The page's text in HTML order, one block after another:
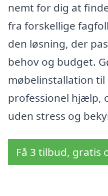
nemt for dig at
fra forskellige
den løsning, der
behov og budget.
møbelinstallation til
professionel hjælp,
uden stress og
Få 3 tilbud, gratis